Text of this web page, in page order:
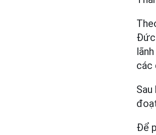
Đức
các
Để